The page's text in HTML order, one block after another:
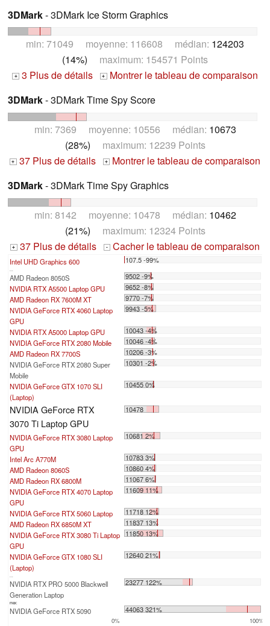
3DMark- 3DMark Ice Storm Graphics
min: 71049 moyenne: 116608 médian: 124203
(14%) maximum: 154571 Points
+ 3 Plus de détails + Montrer le tableau de comparaison
3DMark- 3DMark Time Spy Score
min: 7369 moyenne: 10556 médian: 10673
(28%) maximum: 12239 Points
+ 37 Plus de détails +
Montrer le tableau de comparaison
3DMark- 3DMark Time Spy Graphics
min: 8142 moyenne: 10478 médian: 10462
(21%) maximum: 12324 Points
+ 37 Plus de détails - Cacher le tableau de comparaison
Intel UHD Graphics 600 107.5 -99%
...
AMD Radeon 8050S
9502 -9%
NVIDIA RTX A5500 Laptop GPU
9652 -8%
AMD Radeon RX 7600M XT
9770 -7%
NVIDIA GeForce RTX 4060 Laptop
GPU
9943 -5%
NVIDIA RTX A5000 Laptop GPU
10043 -4%
NVIDIA GeForce RTX 2080 Mobile
10046 -4%
AMD Radeon RX 7700S
10206 -3%
NVIDIA GeForce RTX 2080 Super
Mobile
10301 -2%
NVIDIA GeForce GTX 1070 SLI
(Laptop)
10455 0%
NVIDIA GeForce RTX
3070 Ti Laptop GPU
10478
NVIDIA GeForce RTX 3080 Laptop
GPU
10681 2%
Intel Arc A770M
10783 3%
AMD Radeon 8060S
10860 4%
AMD Radeon RX 6800M
11067 6%
NVIDIA GeForce RTX 4070 Laptop
GPU
11609 11%
NVIDIA GeForce RTX 5060 Laptop
11718 12%
AMD Radeon RX 6850M XT
11837 13%
NVIDIA GeForce RTX 3080 Ti Laptop
GPU
11850 13%
NVIDIA GeForce GTX 1080 SLI
(Laptop)
12640 21%
...
NVIDIA RTX PRO 5000 Blackwell
Generation Laptop
23277 122%
max:
NVIDIA GeForce RTX 5090 44063 321%
0% 100%